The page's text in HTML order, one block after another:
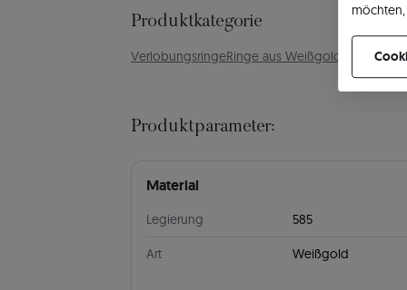
Produktkategorie
VerlobungsringeRinge aus Weißgold
Produktparameter:
Material
Legierung 585
Art Weißgold